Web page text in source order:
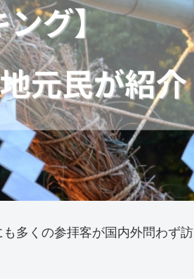
多くの参拝客が国内外問わず訪